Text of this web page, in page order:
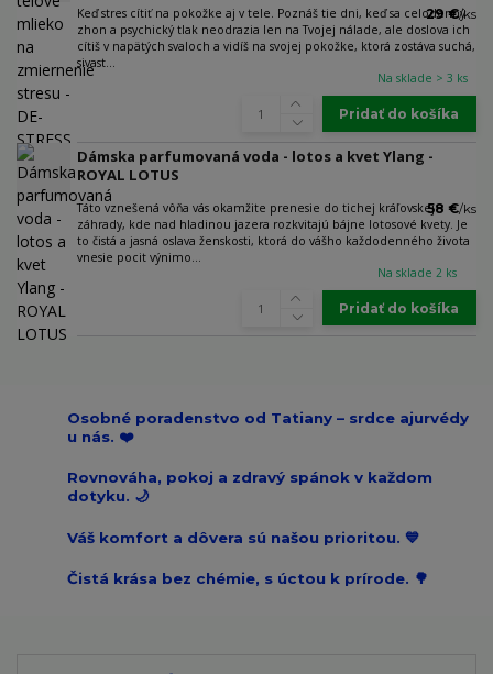
Keď stres cítiť na pokožke aj v tele. Poznáš tie dni, keď sa celodenný
zhon a psychický tlak neodrazia len na Tvojej nálade, ale doslova ich
cítiš v napätých svaloch a vidíš na svojej pokožke, ktorá zostáva suchá,
sivast...
29 €/ks
Na sklade > 3 ks
Pridať do košíka
Dámska parfumovaná voda - lotos a kvet Ylang -
ROYAL LOTUS
Táto vznešená vôňa vás okamžite prenesie do tichej kráľovskej
záhrady, kde nad hladinou jazera rozkvitajú bájne lotosové kvety. Je
to čistá a jasná oslava ženskosti, ktorá do vášho každodenného života
vnesie pocit výnimo...
58 €/ks
Na sklade 2 ks
Pridať do košíka
Osobné poradenstvo od Tatiany – srdce ajurvédy
u nás. ❤️
Rovnováha, pokoj a zdravý spánok v každom
dotyku. 🌙
Váš komfort a dôvera sú našou prioritou. 💙
Čistá krása bez chémie, s úctou k prírode. 🌳